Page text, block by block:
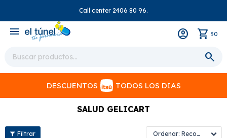
Call center 2406 80 96.
menu $0
DESCUENTOS TODOS LOS DIAS
SALUD GELICART
Recomendados
close